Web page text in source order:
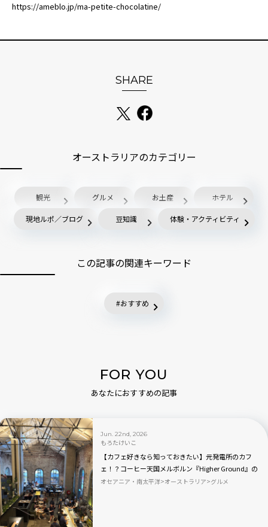
https://ameblo.jp/ma-petite-chocolatine/
SHARE
オーストラリアのカテゴリー
観光 グルメ お土産 ホテル
現地ルポ／ブログ 豆知識 体験・アクティビティ
この記事の関連キーワード
おすすめ
FOR YOU
あなたにおすすめの記事
Jun. 22nd, 2026
もろたけいこ
【カフェ好きなら知っておきたい】元発電所のカフ
ェ！？コーヒー天国メルボルン『Higher Ground』の
飲み比べセットと心地よいざわめき｜オーストラリア
オセアニア・南太平洋 オーストラリア グルメ